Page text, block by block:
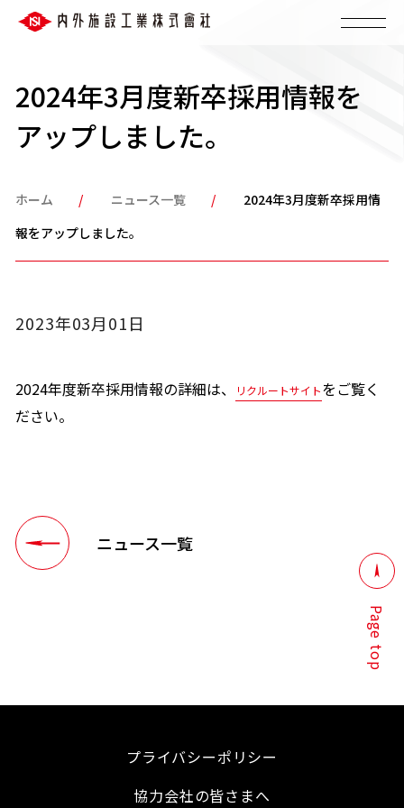
2024年3月度新卒採用情報を
アップしました。
ホーム ニュース一覧
2024年3月度新卒採用情
報をアップしました。
2023年03月01日
2024年度新卒採用情報の詳細は、 リクルートサイトをご覧く
ださい。
ニュース一覧
Page top
プライバシーポリシー
協力会社の皆さまへ